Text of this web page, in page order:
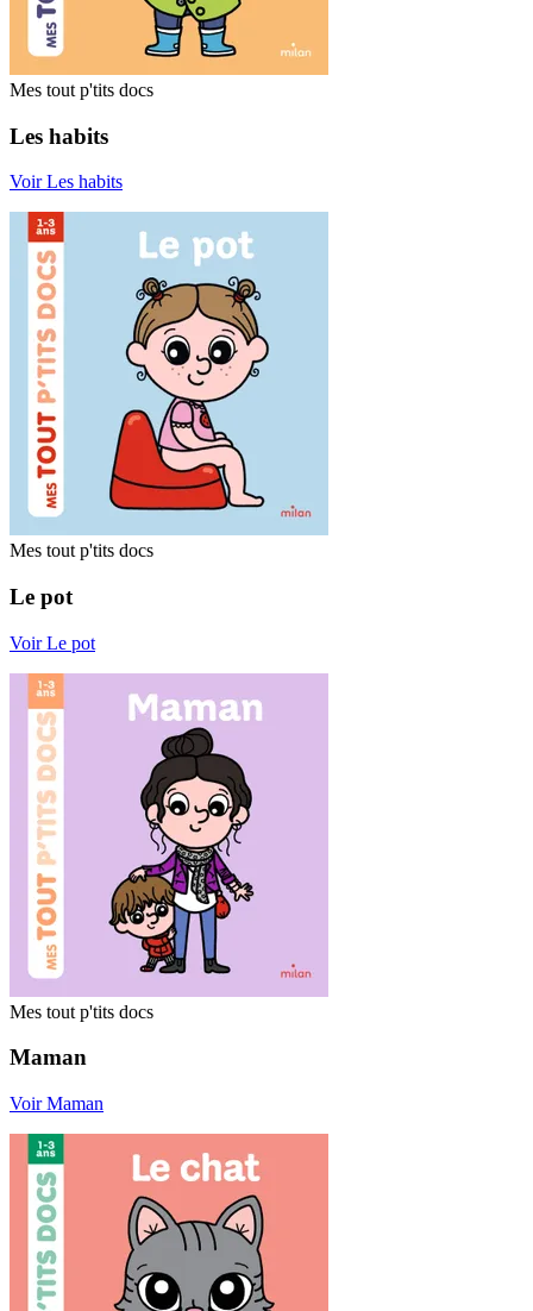
Mes tout p'tits docs
Les habits
Voir Les habits
Mes tout p'tits docs
Le pot
Voir Le pot
Mes tout p'tits docs
Maman
Voir Maman